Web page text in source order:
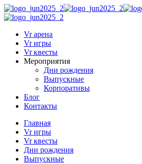
Vr арена
Vr игры
Vr квесты
Мероприятия
Дни рождения
Выпускные
Корпоративы
Блог
Контакты
Главная
Vr игры
Vr квесты
Дни рождения
Выпускные